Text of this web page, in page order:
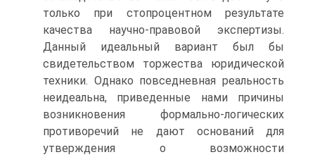
только при стопроцентном результате
качества научно-правовой экспертизы.
Данный идеальный вариант был бы
свидетельством торжества юридической
техники. Однако повседневная реальность
неидеальна, приведенные нами причины
возникновения формально-логических
противоречий не дают оснований для
утверждения о возможности